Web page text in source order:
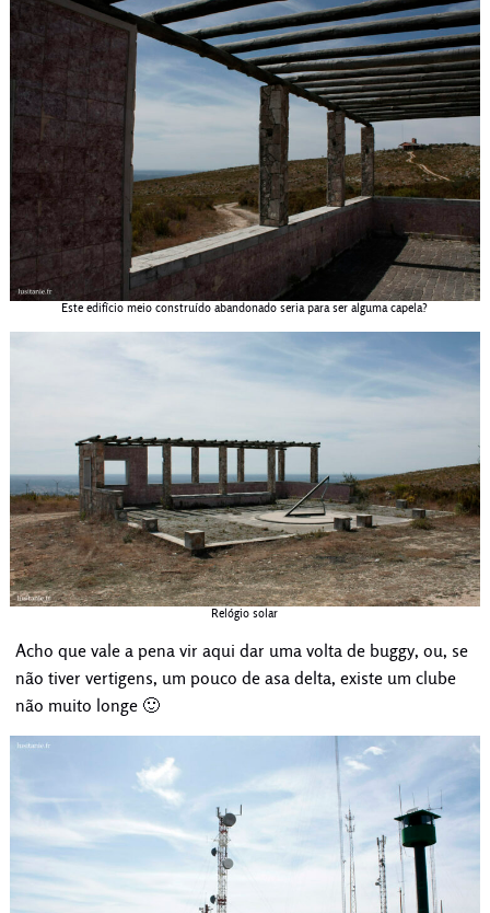
Este edifício meio construído abandonado seria para ser alguma capela?
Relógio solar
Acho que vale a pena vir aqui dar uma volta de buggy, ou, se
não tiver vertigens, um pouco de asa delta, existe um clube
não muito longe 🙂